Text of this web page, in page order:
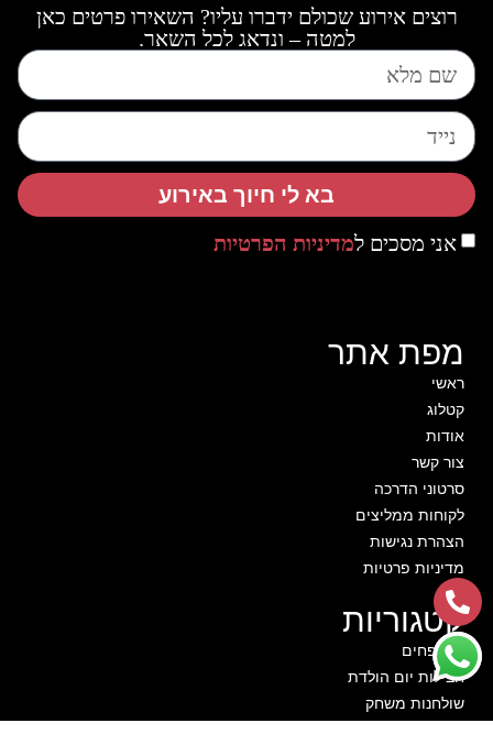
רוצים אירוע שכולם ידברו עליו? השאירו פרטים כאן
למטה – ונדאג לכל השאר.
אני מסכים למדיניות הפרטיות
בא לי חיוך באירוע
מפת אתר
ראשי
קטלוג
אודות
צור קשר
סרטוני הדרכה
לקוחות ממליצים
הצהרת נגישות
מדיניות פרטיות
קטגוריות
מתנפחים
חבילות יום הולדת
שולחנות משחק